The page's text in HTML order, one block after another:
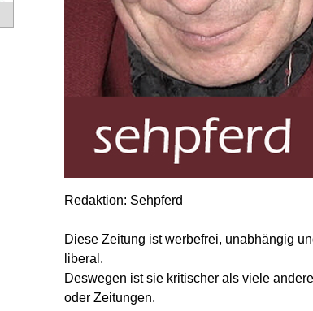
Redaktion: Sehpferd
Diese Zeitung ist werbefrei, unabhängig
liberal.
Deswegen ist sie kritischer als viele
oder Zeitungen.